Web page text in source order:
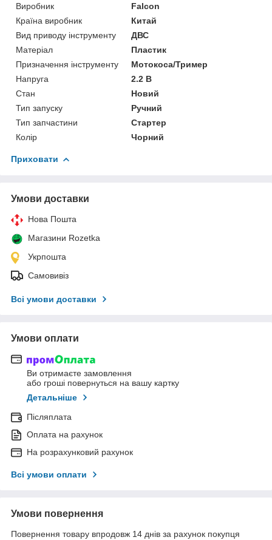
Виробник
Falcon
Країна виробник
Китай
Вид приводу інструменту
ДВС
Матеріал
Пластик
Призначення інструменту
Мотокоса/Тример
Напруга
2.2 В
Стан
Новий
Тип запуску
Ручний
Тип запчастини
Стартер
Колір
Чорний
Приховати
Умови доставки
Нова Пошта
Магазини Rozetka
Укрпошта
Самовивіз
Всі умови доставки
Умови оплати
Ви отримаєте замовлення
або гроші повернуться на вашу картку
Детальніше
Післяплата
Оплата на рахунок
На розрахунковий рахунок
Всі умови оплати
Умови повернення
Повернення товару впродовж 14 днів за рахунок покупця